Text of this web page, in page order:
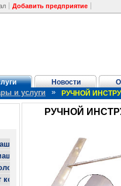
Добавить предприятие
Новости
и услуги » РУЧНОЙ
Аллен
для бетона от компании
от компании Фатекс
компании Фатекс
РУЧНОЙ